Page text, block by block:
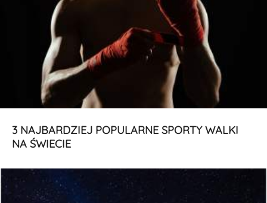
3 NAJBARDZIEJ POPULARNE SPORTY WALKI
NA ŚWIECIE